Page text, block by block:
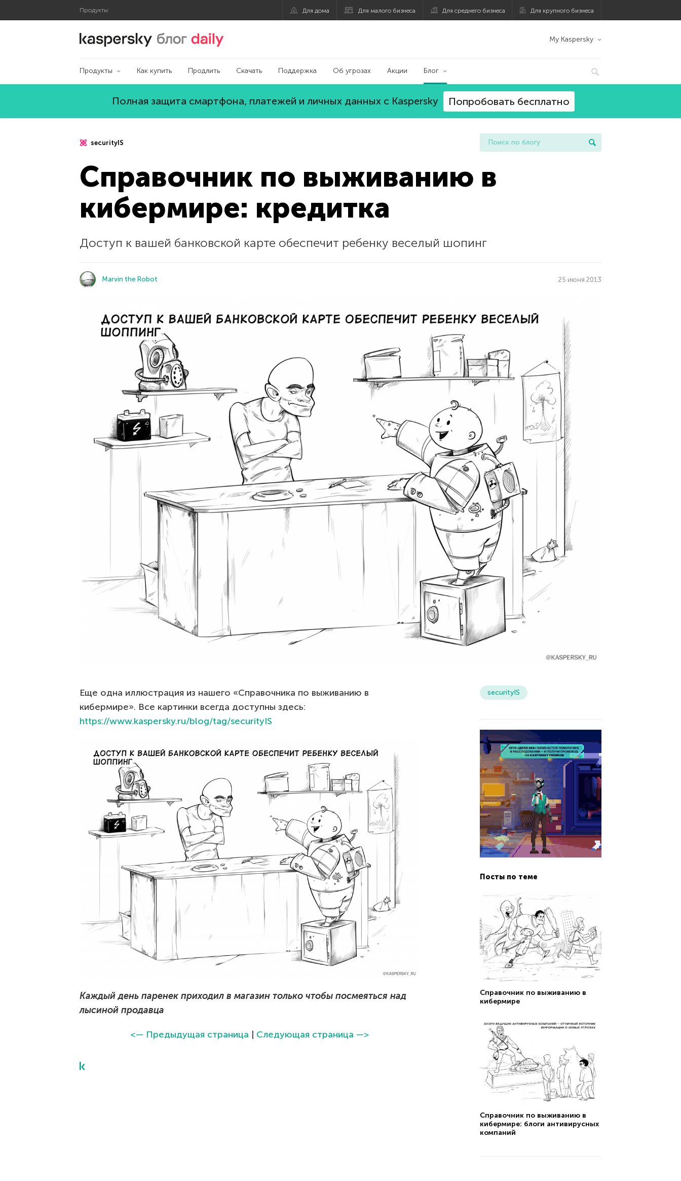
Продукты: Для дома Для малого бизнеса Для среднего бизнеса Для крупного бизнеса
Блог Касперского My Kaspersky
Продукты Как купить Продлить Скачать Поддержка Об угрозах Акции Блог
Полная защита смартфона, платежей и личных данных с Kaspersky Попробовать бесплатно
securityIS
Справочник по выживанию в
кибермире: кредитка
Доступ к вашей банковской карте обеспечит ребенку веселый шопинг
Marvin the Robot 25 июня 2013
Еще одна иллюстрация из нашего «Справочника по выживанию в
кибермире». Все картинки всегда доступны здесь:
https://www.kaspersky.ru/blog/tag/securityIS
Каждый день паренек приходил в магазин только чтобы посмеяться над
лысиной продавца
<— Предыдущая страница | Следующая страница —>
securityIS
Посты по теме
Справочник по выживанию в
кибермире
Справочник по выживанию в
кибермире: блоги антивирусных
компаний